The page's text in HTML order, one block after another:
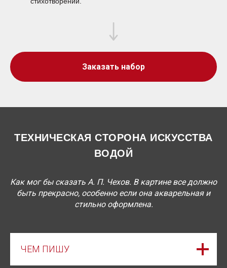
Заказать набор
ТЕХНИЧЕСКАЯ СТОРОНА ИСКУССТВА
ВОДОЙ
Как мог бы сказать А. П. Чехов. В картине все должно
быть прекрасно, особенно если она акварельная и
стильно оформлена.
ЧЕМ ПИШУ